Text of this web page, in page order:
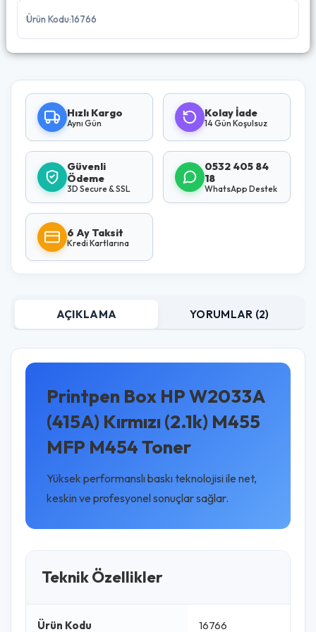
Ürün Kodu:16766
Hızlı Kargo
Aynı Gün
Kolay İade
14 Gün Koşulsuz
Güvenli
Ödeme
3D Secure & SSL
0532 405 84
18
WhatsApp Destek
6 Ay Taksit
Kredi Kartlarına
AÇIKLAMA YORUMLAR (2)
Printpen Box HP W2033A
(415A) Kırmızı (2.1k) M455
MFP M454 Toner
Yüksek performanslı baskı teknolojisi ile net,
keskin ve profesyonel sonuçlar sağlar.
Teknik Özellikler
Ürün Kodu 16766